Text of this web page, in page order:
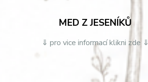
MED Z JESENÍKŮ
⇓ pro vice informací klikni zde ⇓